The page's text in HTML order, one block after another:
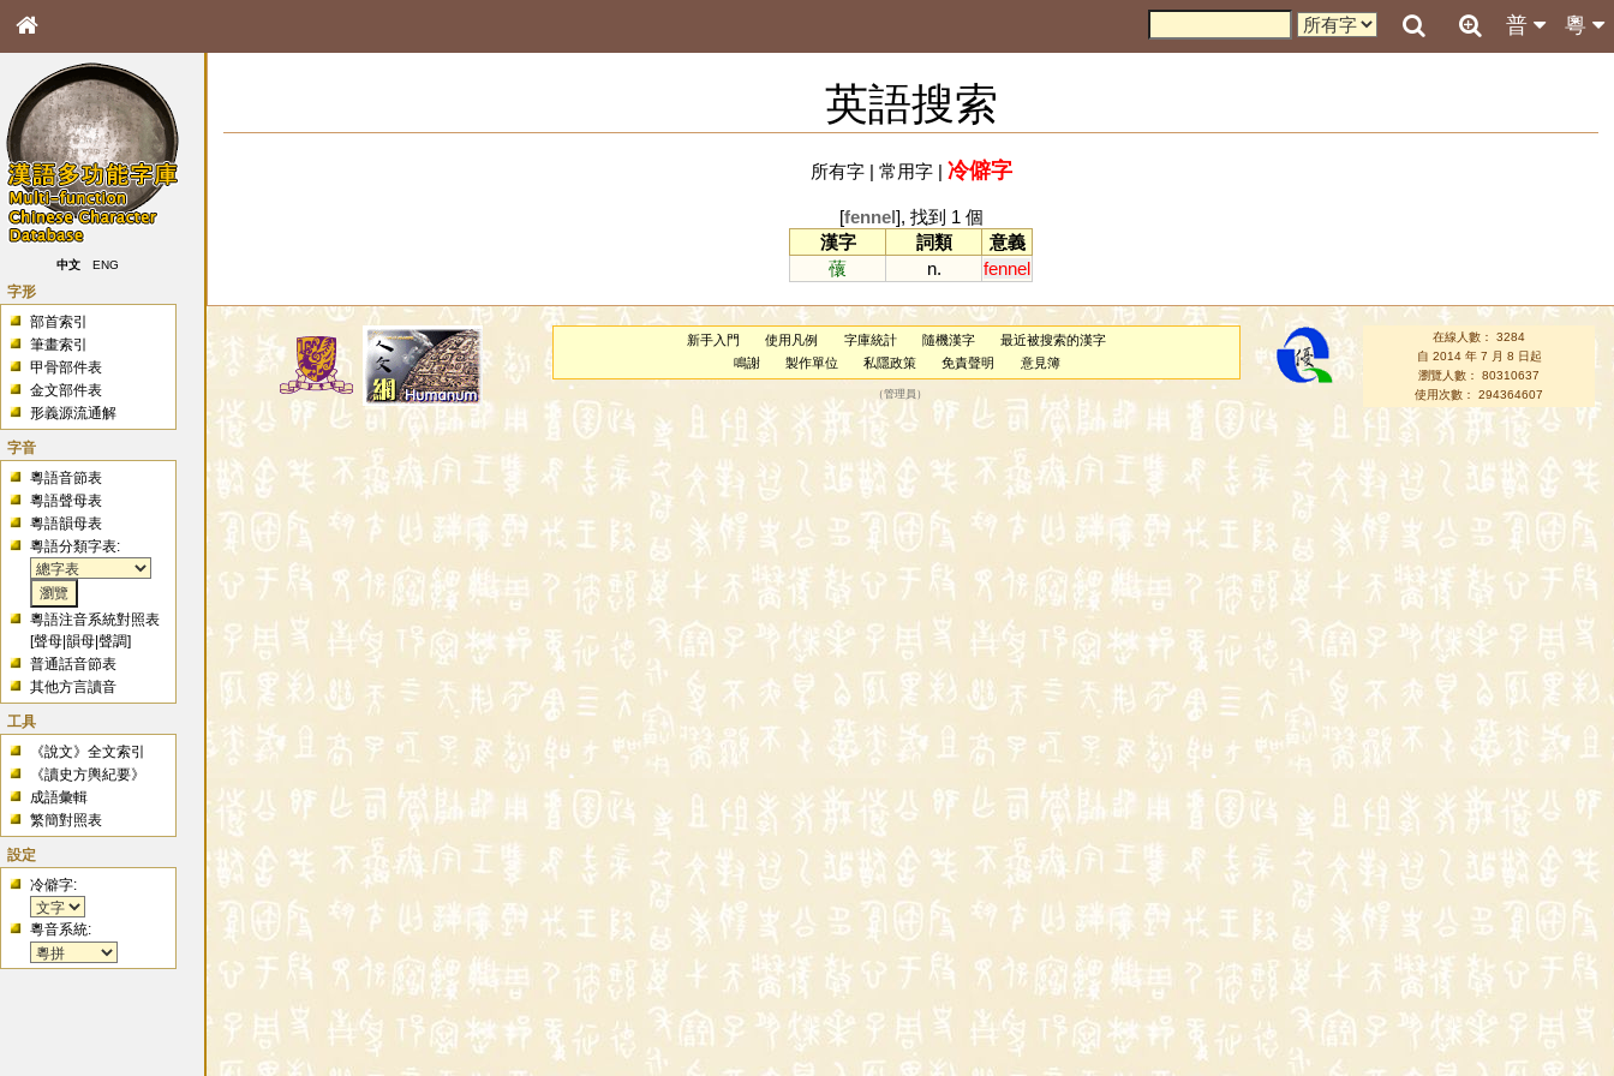
粵
普
中文 ENG
字形
部首索引
筆畫索引
甲骨部件表
金文部件表
形義源流通解
字音
粵語音節表
粵語聲母表
粵語韻母表
粵語分類字表:
粵語注音系統對照表
[聲母 |韻母 |聲調]
普通話音節表
其他方言讀音
工具
《說文》全文索引
《讀史方輿紀要》
成語彙輯
繁簡對照表
設定
冷僻字:
粵音系統:
英語搜索
所有字| 常用字| 冷僻字
[fennel], 找到 1 個
漢字
詞類
意義
蘹
n. fennel
新手入門 使用凡例 字庫統計 隨機漢字
最近被搜索的漢字
鳴謝
製作單位 私隱政策 免責聲明 意見簿
（管理員 ）
在線人數： 3284
自 2014 年 7 月 8 日起
瀏覽人數： 80310637
使用次數： 294364607